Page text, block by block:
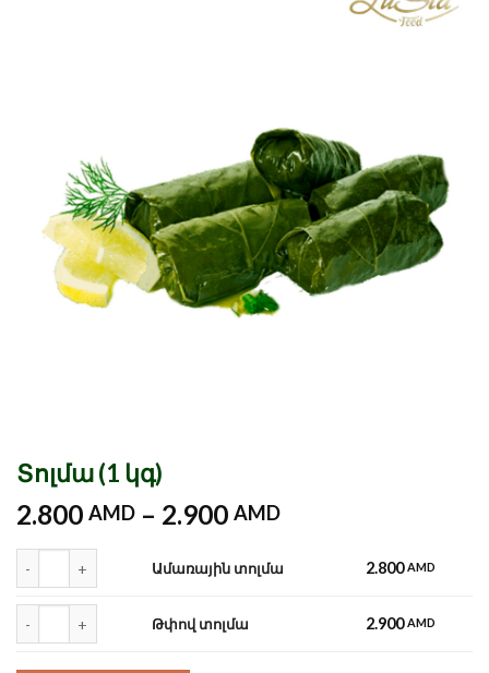
Տոլմա (1 կգ)
2.800 AMD – 2.900 AMD
Ամառային տոլմա 2.800AMD
Թփով տոլմա 2.900AMD